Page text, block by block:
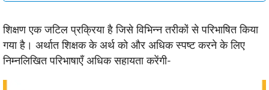
शिक्षण एक जटिल प्रक्रिया है जिसे विभिन्न तरीकों से परिभाषित किया
गया है। अर्थात शिक्षक के अर्थ को और अधिक स्पष्ट करने के लिए
निम्नलिखित परिभाषाएँ अधिक सहायता करेंगी-